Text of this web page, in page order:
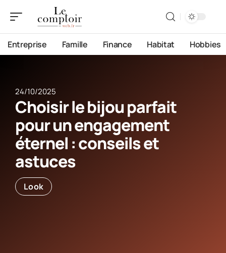
Entreprise Famille Finance Habitat Hobbies
24/10/2025
Choisir le bijou parfait
pour un engagement
éternel : conseils et
astuces
Look